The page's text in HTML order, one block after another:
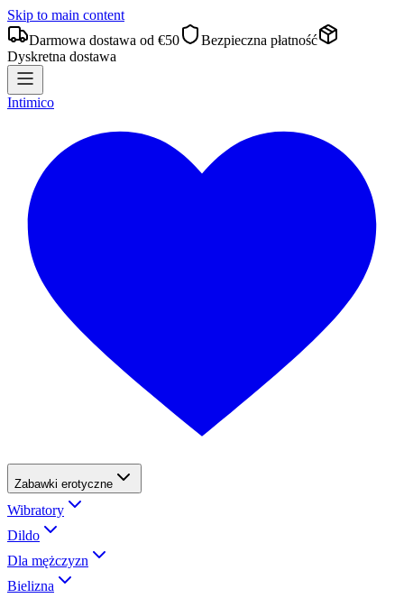
Skip to main content
Darmowa dostawa od €50
Bezpieczna płatność
Dyskretna dostawa
Intimico
Zabawki erotyczne
Wibratory
Dildo
Dla mężczyzn
Bielizna